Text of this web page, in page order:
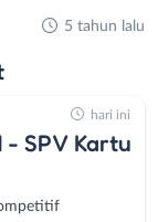
5 tahun lalu
- SPV Kartu
hari ini